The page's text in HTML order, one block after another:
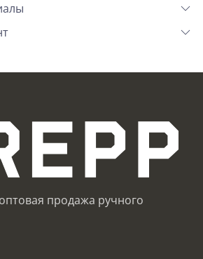
продажа ручного